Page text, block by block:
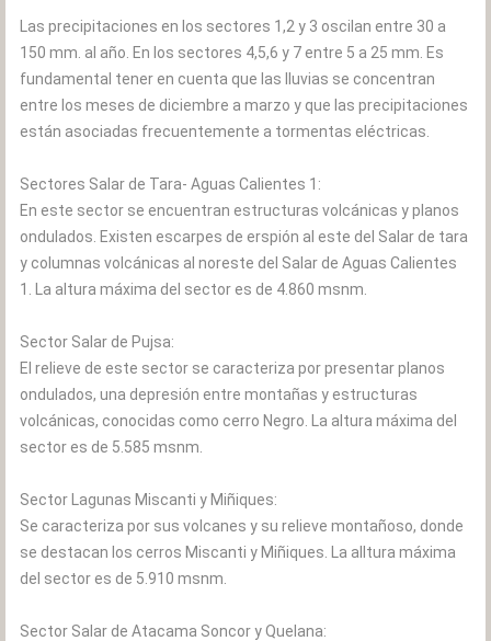
Las precipitaciones en los sectores 1,2 y 3 oscilan entre 30 a
150 mm. al año. En los sectores 4,5,6 y 7 entre 5 a 25 mm. Es
fundamental tener en cuenta que las lluvias se concentran
entre los meses de diciembre a marzo y que las precipitaciones
están asociadas frecuentemente a tormentas eléctricas.
Sectores Salar de Tara- Aguas Calientes 1:
En este sector se encuentran estructuras volcánicas y planos
ondulados. Existen escarpes de erspión al este del Salar de tara
y columnas volcánicas al noreste del Salar de Aguas Calientes
1. La altura máxima del sector es de 4.860 msnm.
Sector Salar de Pujsa:
El relieve de este sector se caracteriza por presentar planos
ondulados, una depresión entre montañas y estructuras
volcánicas, conocidas como cerro Negro. La altura máxima del
sector es de 5.585 msnm.
Sector Lagunas Miscanti y Miñiques:
Se caracteriza por sus volcanes y su relieve montañoso, donde
se destacan los cerros Miscanti y Miñiques. La alltura máxima
del sector es de 5.910 msnm.
Sector Salar de Atacama Soncor y Quelana: